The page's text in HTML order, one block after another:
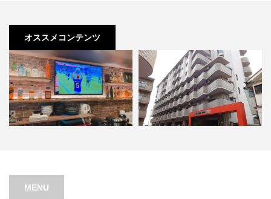
オススメコンテンツ
ＡＳＧＬ BAR
MENU